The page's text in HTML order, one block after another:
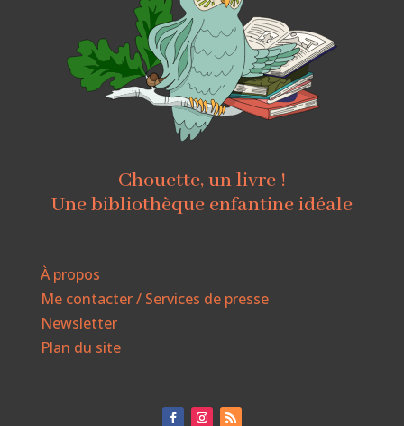
Chouette, un livre !
Une bibliothèque enfantine idéale
À propos
Me contacter / Services de presse
Newsletter
Plan du site